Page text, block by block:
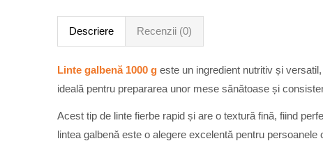
Descriere Recenzii (0)
Linte galbenă 1000 g este un ingredient nutritiv și
ideală pentru prepararea unor mese sănătoase și
Acest tip de linte fierbe rapid și are o textură fină, fiind
lintea galbenă este o alegere excelentă pentru